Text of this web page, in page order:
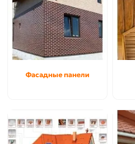
Фасадные панели